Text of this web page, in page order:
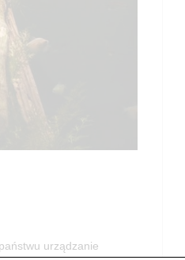
urządzanie